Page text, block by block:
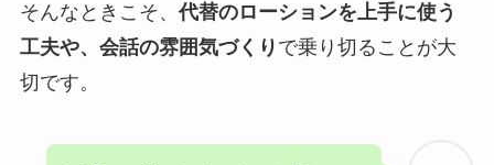
そんなときこそ、 代替のローションを上手に使う
工夫や、会話の雰囲気づくり で乗り切ることが大
切です。